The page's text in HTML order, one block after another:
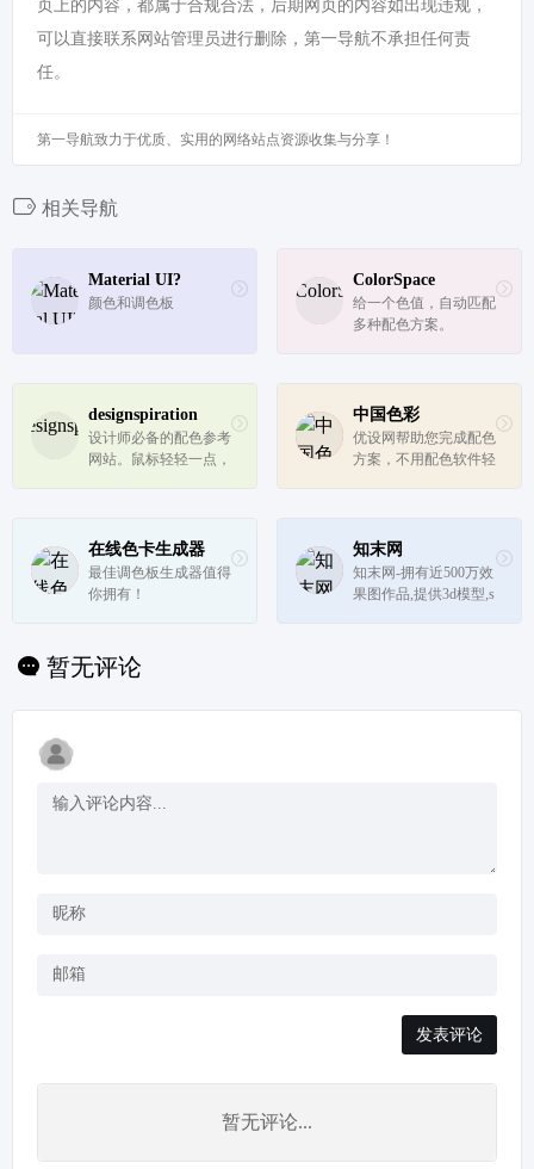
页上的内容，都属于合规合法，后期网页的内容如出现违规，
可以直接联系网站管理员进行删除，第一导航不承担任何责
任。
第一导航致力于优质、实用的网络站点资源收集与分享！
相关导航
Material UI?
颜色和调色板
ColorSpace
给一个色值，自动匹配
多种配色方案。
designspiration
设计师必备的配色参考
网站。鼠标轻轻一点，
中国色彩
优设网帮助您完成配色
方案，不用配色软件轻
在线色卡生成器
最佳调色板生成器值得
你拥有！
知末网
知末网-拥有近500万效
果图作品,提供3d模型,s
暂无评论
发表评论
暂无评论...